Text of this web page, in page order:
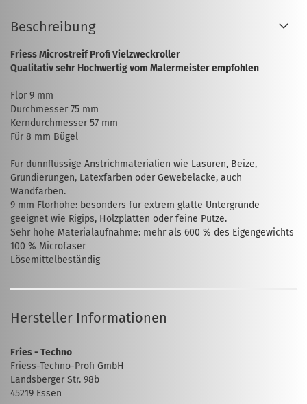
Beschreibung
Friess Microstreif Profi Vielzweckroller
Qualitativ sehr Hochwertig vom Malermeister empfohlen
Flor 9 mm
Durchmesser 75 mm
Kerndurchmesser 57 mm
Für 8 mm Bügel
Für dünnflüssige Anstrichmaterialien wie Lasuren, Beize,
Grundierungen, Latexfarben oder Gewebelacke, auch
Wandfarben.
9 mm Florhöhe: besonders für extrem glatte Untergründe
geeignet wie Rigips, Holzplatten oder feine Putze.
Sehr hohe Materialaufnahme: mehr als 600 % des Eigengewichts
100 % Microfaser
Lösemittelbeständig
Hersteller Informationen
Fries - Techno
Friess-Techno-Profi GmbH
Landsberger Str. 98b
45219 Essen